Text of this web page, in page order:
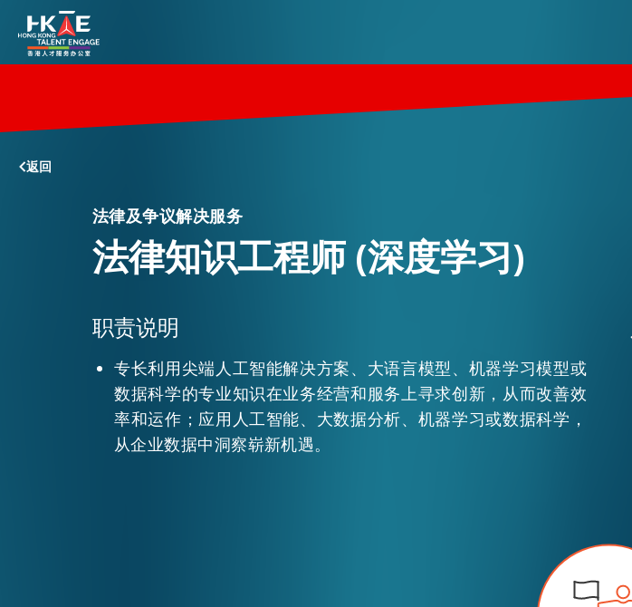
返回
法律及争议解决服务
法律知识工程师 (深度学习)
职责说明
专长利用尖端人工智能解决方案、大语言模型、机器学习模型或
数据科学的专业知识在业务经营和服务上寻求创新，从而改善效
率和运作；应用人工智能、大数据分析、机器学习或数据科学，
从企业数据中洞察崭新机遇。